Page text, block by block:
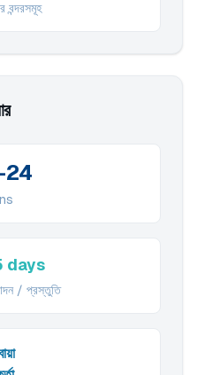
বন্দরসমূহ
days
/ প্রস্তুতি